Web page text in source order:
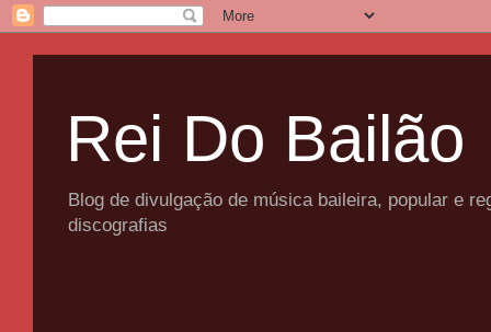
Rei Do Bailão
Blog de divulgação de música baileira, popular e
discografias